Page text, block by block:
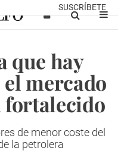
SUSCRÍBETE
que hay
mercado
fortalecido
de menor coste del
la petrolera